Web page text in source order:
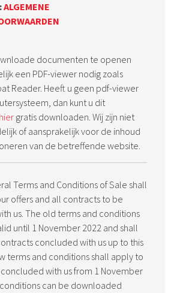
ALGEMENE
documenten te openen
een PDF-viewer nodig zoals
Reader. Heeft u geen pdf-viewer
dan kunt u dit
hier gratis downloaden. Wij zijn niet
of aansprakelijk voor de inhoud
van de betreffende website.
Terms and Conditions of Sale shall
offers and all contracts to be
us. The old terms and conditions
until 1 November 2022 and shall
concluded with us up to this
terms and conditions shall apply to
with us from 1 November
can be downloaded